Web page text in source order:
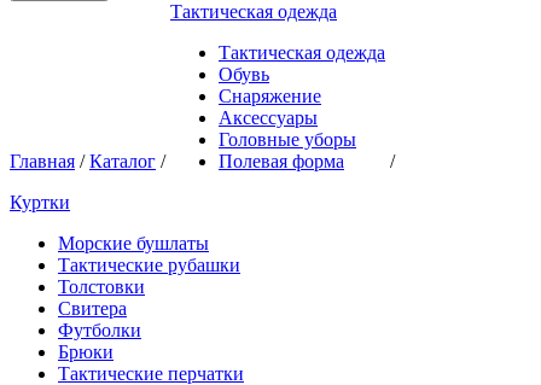
Главная /Каталог /
Тактическая одежда
Тактическая одежда
Обувь
Снаряжение
Аксессуары
Головные уборы
Полевая форма
/
Куртки
Морские бушлаты
Тактические рубашки
Толстовки
Свитера
Футболки
Брюки
Тактические перчатки